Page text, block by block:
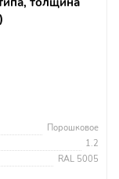
Порошковое
1.2
RAL 5005